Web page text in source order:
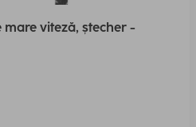
viteză, ștecher -